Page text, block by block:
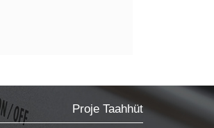
Proje Taahhüt